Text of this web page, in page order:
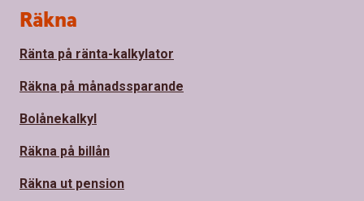
Sidfot
Räkna
Ränta på ränta-kalkylator
Räkna på månadssparande
Bolånekalkyl
Räkna på billån
Räkna ut pension